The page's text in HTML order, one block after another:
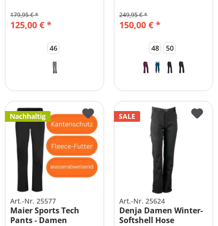
125,00 € *
179,95 € *
46
150,00 € *
249,95 € *
48 50
Nachhaltig
Art.-Nr. 25577
Maier Sports Tech
Pants - Damen
SALE
Art.-Nr. 25624
Denja Damen Winter-
Softshell Hose